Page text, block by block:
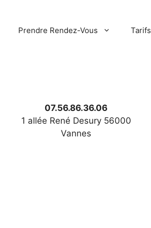
Prendre Rendez-Vous Tarifs
07.56.86.36.06
1 allée René Desury 56000
Vannes